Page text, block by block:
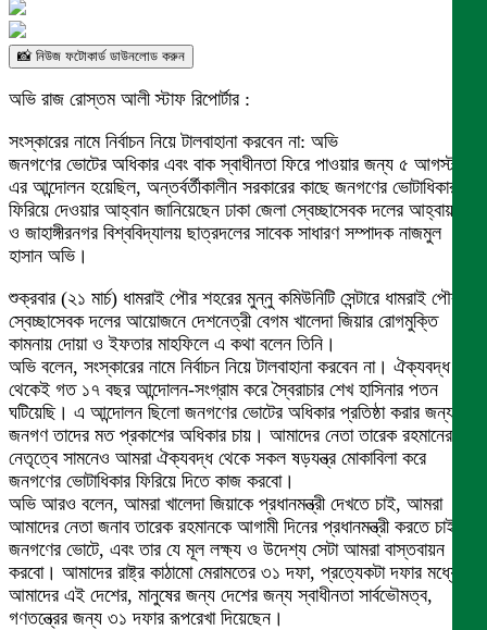
📸 নিউজ ফটোকার্ড ডাউনলোড করুন
অভি রাজ রোস্তম আলী স্টাফ রিপোর্টার :
সংস্কারের নামে নির্বাচন নিয়ে টালবাহানা করবেন না: অভি
জনগণের ভোটের অধিকার এবং বাক স্বাধীনতা ফিরে পাওয়ার জন্য ৫ আগস্ট
এর আন্দোলন হয়েছিল, অন্তর্বর্তীকালীন সরকারের কাছে জনগণের ভোটাধিকার
ফিরিয়ে দেওয়ার আহ্বান জানিয়েছেন ঢাকা জেলা স্বেচ্ছাসেবক দলের আহ্বায়ক
ও জাহাঙ্গীরনগর বিশ্ববিদ্যালয় ছাত্রদলের সাবেক সাধারণ সম্পাদক নাজমুল
হাসান অভি।
শুক্রবার (২১ মার্চ) ধামরাই পৌর শহরের মুন্নু কমিউনিটি সেন্টারে ধামরাই পৌর
স্বেচ্ছাসেবক দলের আয়োজনে দেশনেত্রী বেগম খালেদা জিয়ার রোগমুক্তি
কামনায় দোয়া ও ইফতার মাহফিলে এ কথা বলেন তিনি।
অভি বলেন, সংস্কারের নামে নির্বাচন নিয়ে টালবাহানা করবেন না। ঐক্যবদ্ধ
থেকেই গত ১৭ বছর আন্দোলন-সংগ্রাম করে স্বৈরাচার শেখ হাসিনার পতন
ঘটিয়েছি। এ আন্দোলন ছিলো জনগণের ভোটের অধিকার প্রতিষ্ঠা করার জন্য।
জনগণ তাদের মত প্রকাশের অধিকার চায়। আমাদের নেতা তারেক রহমানের
নেতৃত্বে সামনেও আমরা ঐক্যবদ্ধ থেকে সকল ষড়যন্ত্র মোকাবিলা করে
জনগণের ভোটাধিকার ফিরিয়ে দিতে কাজ করবো।
অভি আরও বলেন, আমরা খালেদা জিয়াকে প্রধানমন্ত্রী দেখতে চাই, আমরা
আমাদের নেতা জনাব তারেক রহমানকে আগামী দিনের প্রধানমন্ত্রী করতে চাই
জনগণের ভোটে, এবং তার যে মূল লক্ষ্য ও উদেশ্য সেটা আমরা বাস্তবায়ন
করবো। আমাদের রাষ্ট্র কাঠামো মেরামতের ৩১ দফা, প্রত্যেকটা দফার মধ্যে,
আমাদের এই দেশের, মানুষের জন্য দেশের জন্য স্বাধীনতা সার্বভৌমত্ব,
গণতন্ত্রের জন্য ৩১ দফার রূপরেখা দিয়েছেন।